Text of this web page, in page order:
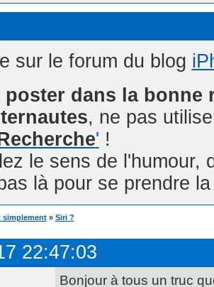
sur le forum du blog
poster dans la bonne
, ne pas
' !
le sens de l'humour,
là pour se prendre
simplement » Siri ?
22:47:03
Bonjour à tous un truc